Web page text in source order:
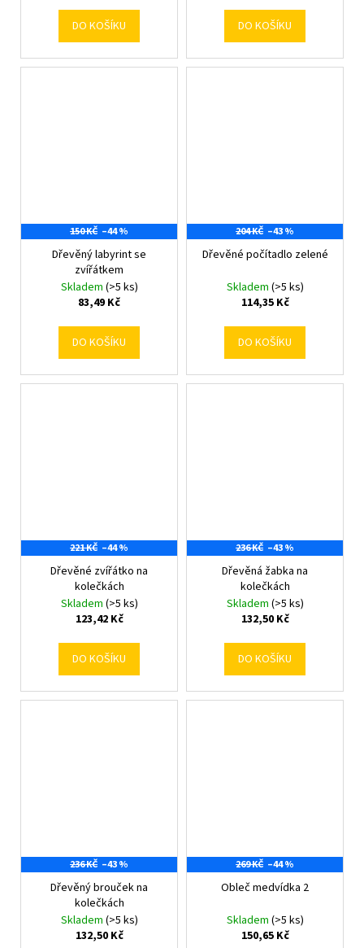
DO KOŠÍKU DO KOŠÍKU
150 KČ –44 %
Dřevěný labyrint se
zvířátkem
Skladem (>5 ks)
83,49 Kč
DO KOŠÍKU
204 KČ –43 %
Dřevěné počítadlo zelené
Skladem (>5 ks)
114,35 Kč
DO KOŠÍKU
221 KČ –44 %
Dřevěné zvířátko na
kolečkách
Skladem (>5 ks)
123,42 Kč
DO KOŠÍKU
236 KČ –43 %
Dřevěná žabka na
kolečkách
Skladem (>5 ks)
132,50 Kč
DO KOŠÍKU
236 KČ –43 %
Dřevěný brouček na
kolečkách
Skladem (>5 ks)
132,50 Kč
269 KČ –44 %
Obleč medvídka 2
Skladem (>5 ks)
150,65 Kč